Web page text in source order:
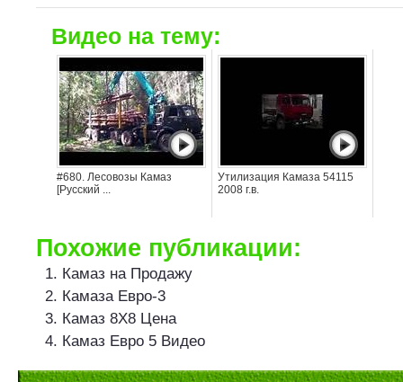
Видео на тему:
#680. Лесовозы Камаз
[Русский ...
Утилизация Камаза 54115
2008 г.в.
Похожие публикации:
Камаз на Продажу
Камаза Евро-3
Камаз 8Х8 Цена
Камаз Евро 5 Видео